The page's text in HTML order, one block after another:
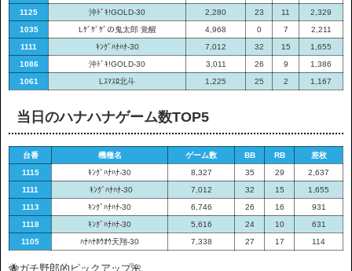
1125
沖ﾄﾞｷ!GOLD-30 2,280 23 11
2,329
1035
Lｹﾞｹﾞｹﾞの鬼太郎 覚醒 4,968 0 7
2,211
1111
ｷﾝｸﾞﾊﾅﾊﾅ-30 7,012 32 15
1,655
1086
沖ﾄﾞｷ!GOLD-30 3,011 26 9
1,386
1061
Lｽﾏｽﾛ北斗 1,225 25 2 1,167
当日のハナハナゲーム数TOP5
台番 機種名 ゲーム数 BB RB
差枚
1115
ｷﾝｸﾞﾊﾅﾊﾅ-30 8,327 35 29
2,637
1111
ｷﾝｸﾞﾊﾅﾊﾅ-30 7,012 32 15
1,655
1113
ｷﾝｸﾞﾊﾅﾊﾅ-30 6,746 26 16
931
1118
ｷﾝｸﾞﾊﾅﾊﾅ-30 5,616 24 10
631
1105
ﾊﾅﾊﾅﾎｳｵｳ天翔-30 7,338 27 17 114
🐝ガチ野郎的ピックアップ🌺